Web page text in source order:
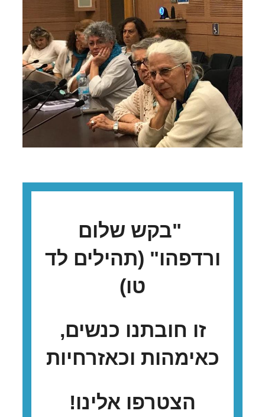
"בקש שלום
ורדפהו" (תהילים לד
טו)
זו חובתנו כנשים,
כאימהות וכאזרחיות
הצטרפו אלינו!